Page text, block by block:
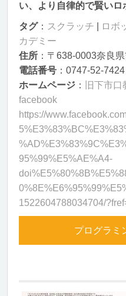
い、より自律的で賢いロ
タグ： スクラッチ ロボ
カデミー
住所 ：〒638-0003奈良
電話番号 ：0747-52-7424
ホームページ ：
旧下市
facebook
https://
95%99%E5%AE%A4-
1522604788034704/
プログラミ